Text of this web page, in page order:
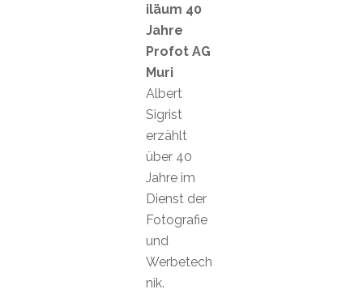
iläum 40
Jahre
Profot AG
Muri
Albert
Sigrist
erzählt
über 40
Jahre im
Dienst der
Fotografie
und
Werbetech
nik.